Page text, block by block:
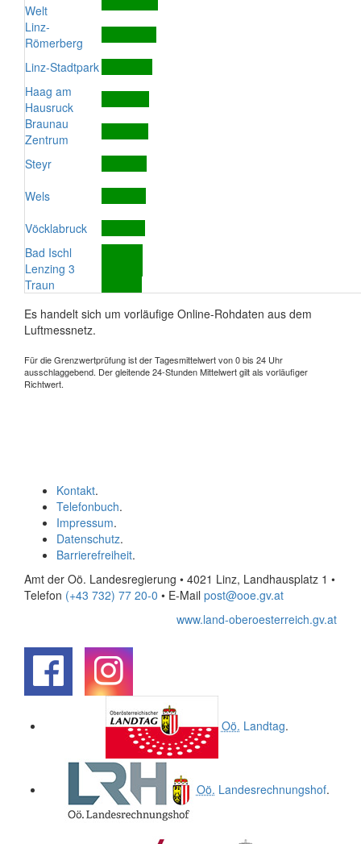
Welt
Linz-
Römerberg
Linz-Stadtpark
Haag am
Hausruck
Braunau
Zentrum
Steyr
Wels
Vöcklabruck
Bad Ischl
Lenzing 3
Traun
Es handelt sich um vorläufige Online-Rohdaten aus dem
Luftmessnetz.
Für die Grenzwertprüfung ist der Tagesmittelwert von 0 bis 24 Uhr
ausschlaggebend. Der gleitende 24-Stunden Mittelwert gilt als vorläufiger
Richtwert.
Kontakt.
Telefonbuch.
Impressum.
Datenschutz.
Barrierefreiheit.
Amt der Oö. Landesregierung • 4021 Linz, Landhausplatz 1 •
Telefon (+43 732) 77 20-0 • E-Mail post@ooe.gv.at
www.land-oberoesterreich.gv.at
Oö. Landtag.
Oö. Landesrechnungshof.